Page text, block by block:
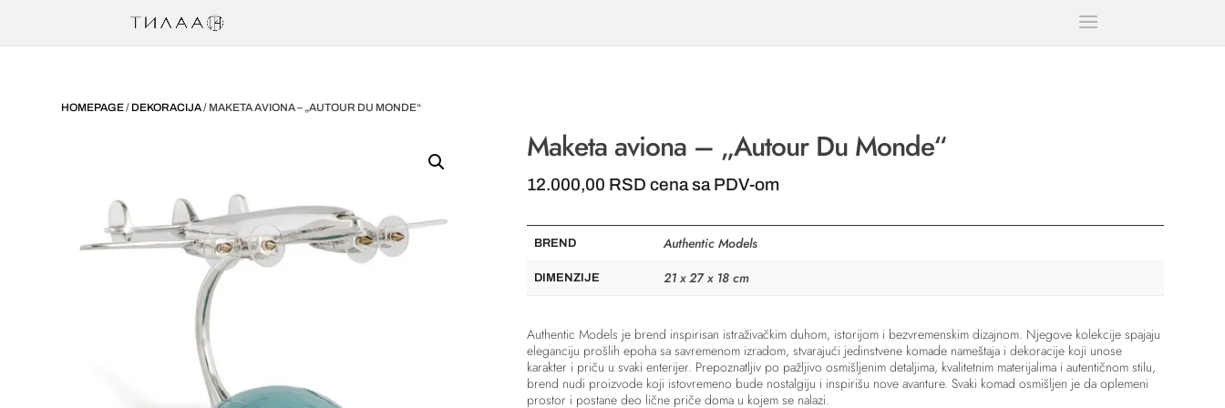
HOMEPAGE/ DEKORACIJA/ MAKETA AVIONA – „AUTOUR DU MONDE“
Maketa aviona – „Autour Du Monde“
12.000,00 RSD cena sa PDV-om
BREND Authentic Models
DIMENZIJE 21 x 27 x 18 cm
Authentic Models je brend inspirisan istraživačkim duhom, istorijom i bezvremenskim dizajnom. Njegove kolekcije spajaju
eleganciju prošlih epoha sa savremenom izradom, stvarajući jedinstvene komade nameštaja i dekoracije koji unose
karakter i priču u svaki enterijer. Prepoznatljiv po pažljivo osmišljenim detaljima, kvalitetnim materijalima i autentičnom stilu,
brend nudi proizvode koji istovremeno bude nostalgiju i inspirišu nove avanture. Svaki komad osmišljen je da oplemeni
prostor i postane deo lične priče doma u kojem se nalazi.